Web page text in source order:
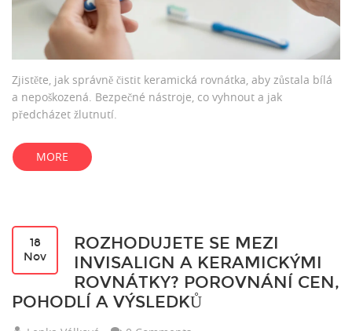
Zjistěte, jak správně čistit keramická rovnátka, aby zůstala bílá
a nepoškozená. Bezpečné nástroje, co vyhnout a jak
předcházet žlutnutí.
MORE
18
Nov
ROZHODUJETE SE MEZI
INVISALIGN A KERAMICKÝMI
ROVNÁTKY? POROVNÁNÍ CEN,
POHODLÍ A VÝSLEDKŮ